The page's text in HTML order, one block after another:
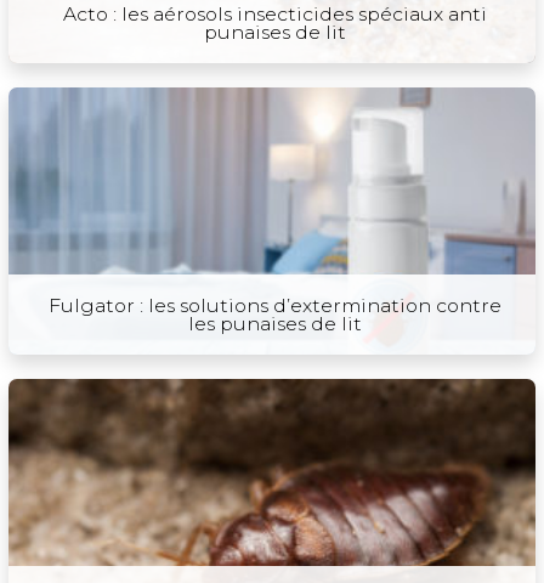
Acto : les aérosols insecticides spéciaux anti
punaises de lit
Fulgator : les solutions d’extermination contre
les punaises de lit